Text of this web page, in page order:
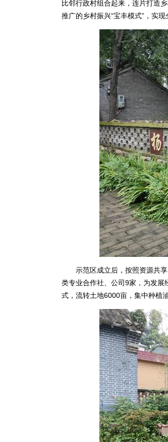
比邻行政村组合起来，连片打造
推广的乡村振兴“宝丰模式”，实
示范区成立后，按照资源共享
类专业合作社、公司9家，为发
式，流转土地6000亩，集中种植